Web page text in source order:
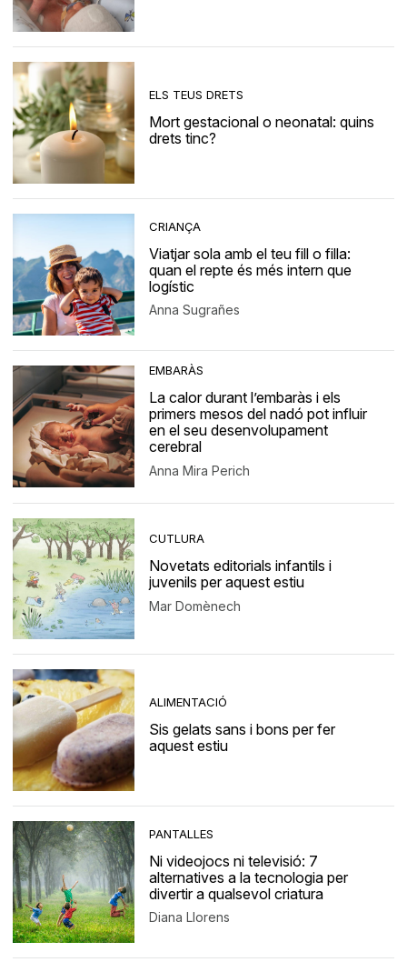
ELS TEUS DRETS
Mort gestacional o neonatal: quins
drets tinc?
CRIANÇA
Viatjar sola amb el teu fill o filla:
quan el repte és més intern que
logístic
Anna Sugrañes
EMBARÀS
La calor durant l’embaràs i els
primers mesos del nadó pot influir
en el seu desenvolupament
cerebral
Anna Mira Perich
CUTLURA
Novetats editorials infantils i
juvenils per aquest estiu
Mar Domènech
ALIMENTACIÓ
Sis gelats sans i bons per fer
aquest estiu
PANTALLES
Ni videojocs ni televisió: 7
alternatives a la tecnologia per
divertir a qualsevol criatura
Diana Llorens